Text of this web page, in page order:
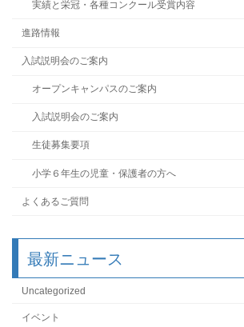
実績と栄冠・各種コンクール受賞内容
進路情報
入試説明会のご案内
オープンキャンパスのご案内
入試説明会のご案内
生徒募集要項
小学６年生の児童・保護者の方へ
よくあるご質問
最新ニュース
Uncategorized
イベント